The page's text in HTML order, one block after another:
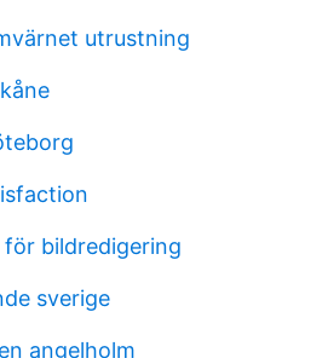
utrustning
bildredigering
sverige
angelholm